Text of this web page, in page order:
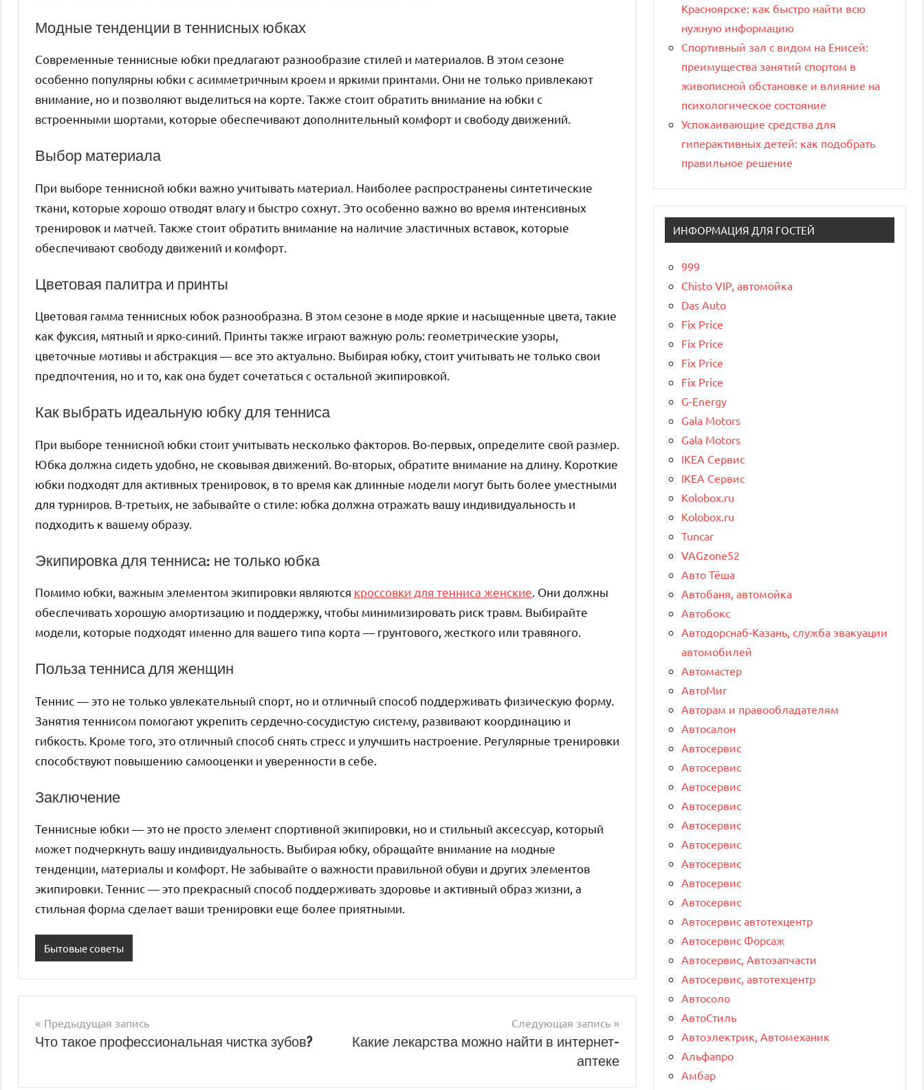
Модные тенденции в теннисных юбках
Современные теннисные юбки предлагают разнообразие стилей и материалов. В этом сезоне
особенно популярны юбки с асимметричным кроем и яркими принтами. Они не только привлекают
внимание, но и позволяют выделиться на корте. Также стоит обратить внимание на юбки с
встроенными шортами, которые обеспечивают дополнительный комфорт и свободу движений.
Выбор материала
При выборе теннисной юбки важно учитывать материал. Наиболее распространены синтетические
ткани, которые хорошо отводят влагу и быстро сохнут. Это особенно важно во время интенсивных
тренировок и матчей. Также стоит обратить внимание на наличие эластичных вставок, которые
обеспечивают свободу движений и комфорт.
Цветовая палитра и принты
Цветовая гамма теннисных юбок разнообразна. В этом сезоне в моде яркие и насыщенные цвета, такие
как фуксия, мятный и ярко-синий. Принты также играют важную роль: геометрические узоры,
цветочные мотивы и абстракция — все это актуально. Выбирая юбку, стоит учитывать не только свои
предпочтения, но и то, как она будет сочетаться с остальной экипировкой.
Как выбрать идеальную юбку для тенниса
При выборе теннисной юбки стоит учитывать несколько факторов. Во-первых, определите свой размер.
Юбка должна сидеть удобно, не сковывая движений. Во-вторых, обратите внимание на длину. Короткие
юбки подходят для активных тренировок, в то время как длинные модели могут быть более уместными
для турниров. В-третьих, не забывайте о стиле: юбка должна отражать вашу индивидуальность и
подходить к вашему образу.
Экипировка для тенниса: не только юбка
Помимо юбки, важным элементом экипировки являются кроссовки для тенниса женские. Они должны
обеспечивать хорошую амортизацию и поддержку, чтобы минимизировать риск травм. Выбирайте
модели, которые подходят именно для вашего типа корта — грунтового, жесткого или травяного.
Польза тенниса для женщин
Теннис — это не только увлекательный спорт, но и отличный способ поддерживать физическую форму.
Занятия теннисом помогают укрепить сердечно-сосудистую систему, развивают координацию и
гибкость. Кроме того, это отличный способ снять стресс и улучшить настроение. Регулярные тренировки
способствуют повышению самооценки и уверенности в себе.
Заключение
Теннисные юбки — это не просто элемент спортивной экипировки, но и стильный аксессуар, который
может подчеркнуть вашу индивидуальность. Выбирая юбку, обращайте внимание на модные
тенденции, материалы и комфорт. Не забывайте о важности правильной обуви и других элементов
экипировки. Теннис — это прекрасный способ поддерживать здоровье и активный образ жизни, а
стильная форма сделает ваши тренировки еще более приятными.
Бытовые советы
Навигация
Предыдущая запись
Что такое профессиональная чистка зубов?
Следующая запись
Какие лекарства можно найти в интернет-
аптеке
Красноярске: как быстро найти всю
нужную информацию
Спортивный зал с видом на Енисей:
преимущества занятий спортом в
живописной обстановке и влияние на
психологическое состояние
Успокаивающие средства для
гиперактивных детей: как подобрать
правильное решение
ИНФОРМАЦИЯ ДЛЯ ГОСТЕЙ
999
Chisto VIP, автомойка
Das Auto
Fix Price
Fix Price
Fix Price
Fix Price
G-Energy
Gala Motors
Gala Motors
IKEA Сервис
IKEA Сервис
Kolobox.ru
Kolobox.ru
Tuncar
VAGzone52
Авто Тёша
Автобаня, автомойка
Автобокс
Автодорснаб-Казань, служба эвакуации
автомобилей
Автомастер
АвтоМиг
Авторам и правообладателям
Автосалон
Автосервис
Автосервис
Автосервис
Автосервис
Автосервис
Автосервис
Автосервис
Автосервис
Автосервис
Автосервис автотехцентр
Автосервис Форсаж
Автосервис, Автозапчасти
Автосервис, автотехцентр
Автосоло
АвтоСтиль
Автоэлектрик, Автомеханик
Альфапро
Амбар